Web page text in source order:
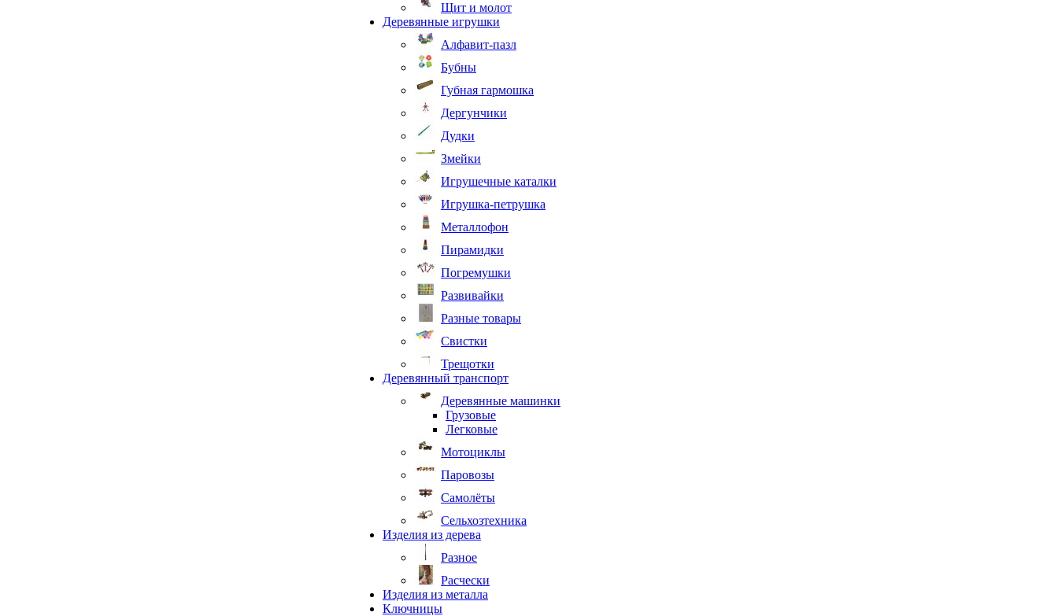
Щит и молот
Деревянные игрушки
Алфавит-пазл
Бубны
Губная гармошка
Дергунчики
Дудки
Змейки
Игрушечные каталки
Игрушка-петрушка
Металлофон
Пирамидки
Погремушки
Развивайки
Разные товары
Свистки
Трещотки
Деревянный транспорт
Деревянные машинки
Грузовые
Легковые
Мотоциклы
Паровозы
Самолёты
Сельхозтехника
Изделия из дерева
Разное
Расчески
Изделия из металла
Ключницы